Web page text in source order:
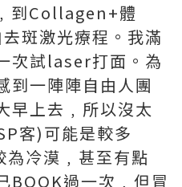
到Collagen+體
斑激光療程。我滿
次試laser打面。為
到一陣陣自由人團
早上去﹐所以沒太
客)可能是較多
冷漠﹐甚至有點
BOOK過一次﹐但冒